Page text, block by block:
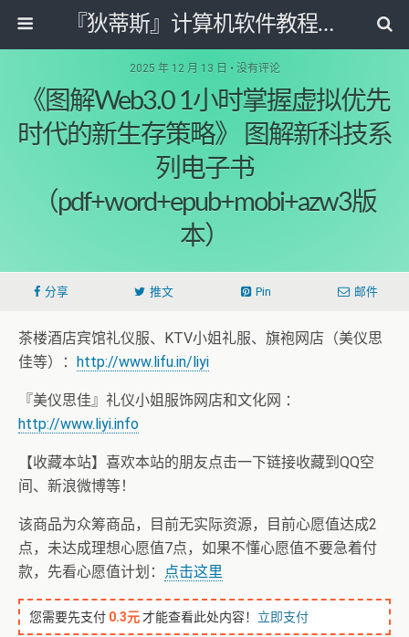
『狄蒂斯』计算机软件教程资源网
2025 年 12 月 13 日 • 没有评论
《图解Web3.0 1小时掌握虚拟优先
时代的新生存策略》 图解新科技系
列电子书
（pdf+word+epub+mobi+azw3版
本）
分享 推文 Pin 邮件
茶楼酒店宾馆礼仪服、KTV小姐礼服、旗袍网店（美仪思
佳等）： http://www.lifu.in/liyi
『美仪思佳』礼仪小姐服饰网店和文化网 ：
http://www.liyi.info
【收藏本站】喜欢本站的朋友点击一下链接收藏到QQ空
间、新浪微博等！
该商品为众筹商品，目前无实际资源，目前心愿值达成2
点，未达成理想心愿值7点，如果不懂心愿值不要急着付
款，先看心愿值计划：
点击这里
您需要先支付 0.3元 才能查看此处内容！ 立即支付